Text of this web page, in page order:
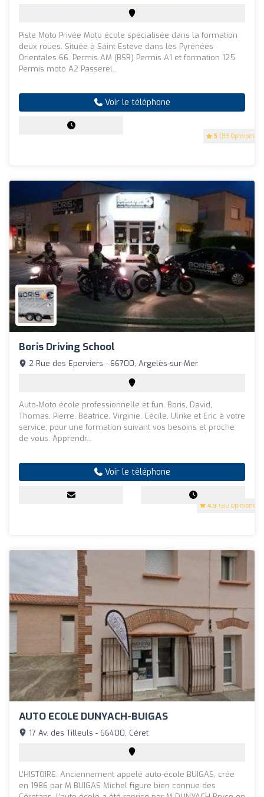
5 (83 Opinions)
Piste Moto Privée Moto école spécialisée dans la formation
deux roues. Située à Saint Esteve dans les Pyrénées
Orientales 66. Permis AM (BSR) Permis A1 et formation 125
Permis moto A2 Passerel...
Voir le téléphone
Boris Driving School
4.9 (80 Opinions)
2 Rue des Eperviers - 66700, Argelès-sur-Mer
Auto-Moto école professionnelle et fun. Boris, David,
Thomas, Pierre, Béatrice, Virginie, Cécile, Ulrike et Eric à votre
service, pour une formation suivant vos besoins et proche
de vous. Apprendr...
Voir le téléphone
AUTO ECOLE DUNYACH-BUIGAS
17 Av. des Tilleuls - 66400, Céret
L’HISTOIRE: Anciennement appelé auto-école BUIGAS, crée
en 1986 par M BUIGAS Michel figure bien connue des